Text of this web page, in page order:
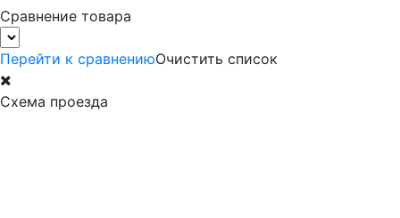
Сравнение товара
Перейти к сравнениюОчистить список
Схема проезда